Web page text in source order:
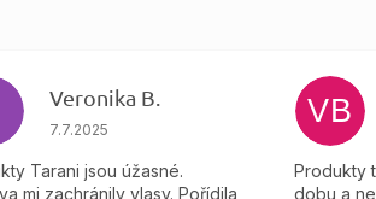
Veronika B.
Hodnocení obchodu je 5 z 5 hvězdiček.
7.7.2025
Tarani jsou úžasné.
mi zachránily vlasy. Pořídila
VB
Produkty
dobu a